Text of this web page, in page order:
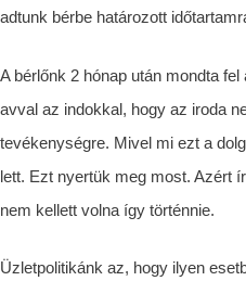
adtunk bérbe határozott
A bérlőnk 2 hónap után mondta
avval az indokkal, hogy az iroda
tevékenységre. Mivel mi ezt a
lett. Ezt nyertük meg most. Azért
nem kellett volna így történnie.
Üzletpolitikánk az, hogy ilyen